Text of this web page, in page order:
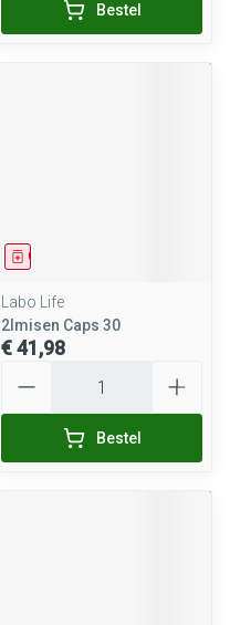
Bestel
Geneesmiddel
Labo Life
2lmisen Caps 30
€ 41,98
Bestel